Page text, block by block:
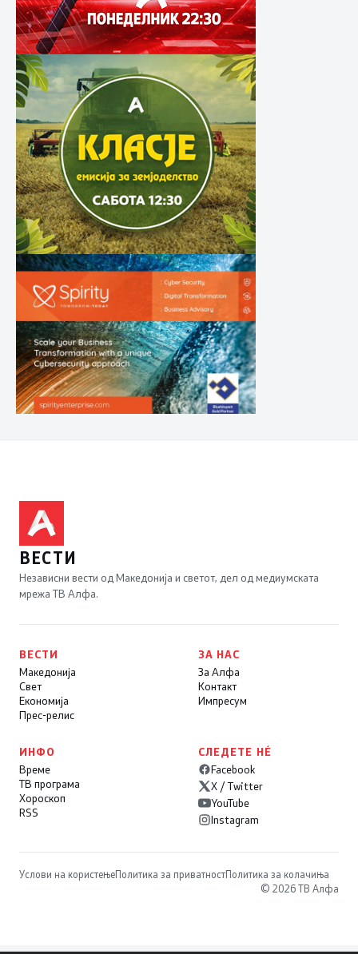
ВЕСТИ
Независни вести од Македонија и светот, дел од медиумската
мрежа ТВ Алфа.
ВЕСТИ
Македонија
Свет
Економија
Прес-релис
ЗА НАС
За Алфа
Контакт
Импресум
ИНФО
Време
ТВ програма
Хороскоп
RSS
СЛЕДЕТЕ НÉ
Facebook
X / Twitter
YouTube
Instagram
Услови на користењеПолитика за приватностПолитика за колачиња
© 2026 ТВ Алфа